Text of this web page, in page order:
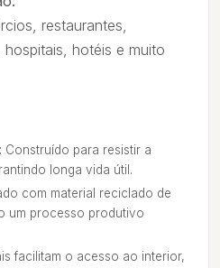
restaurantes,
hotéis e muito
Construído para resistir a
longa vida útil.
com material reciclado de
um processo produtivo
facilitam o acesso ao interior,